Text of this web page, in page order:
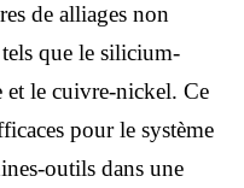
de alliages non
que le silicium-
le cuivre-nickel. Ce
pour le système
outils dans une